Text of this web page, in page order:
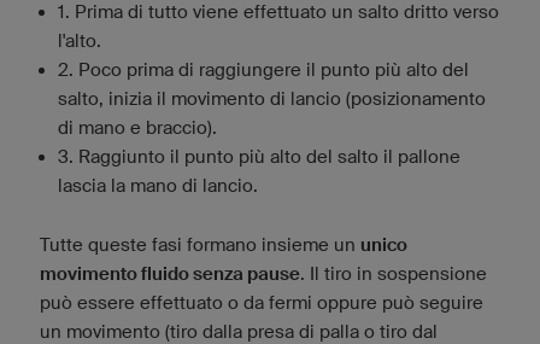
1. Prima di tutto viene effettuato un salto dritto verso
l'alto.
2. Poco prima di raggiungere il punto più alto del
salto, inizia il movimento di lancio (posizionamento
di mano e braccio).
3. Raggiunto il punto più alto del salto il pallone
lascia la mano di lancio.
Tutte queste fasi formano insieme un unico
movimento fluido senza pause. Il tiro in sospensione
può essere effettuato o da fermi oppure può seguire
un movimento (tiro dalla presa di palla o tiro dal